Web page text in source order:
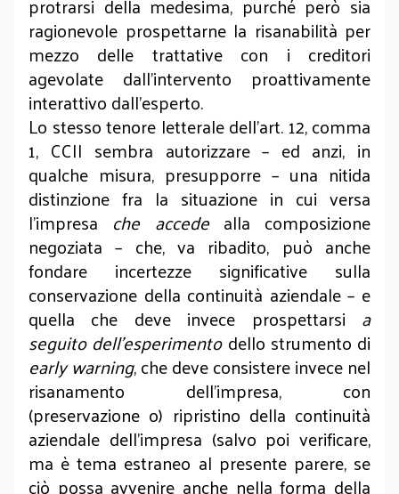
ragionevole prospettarne la risanabilità per
mezzo delle trattative con i creditori
agevolate dall’intervento proattivamente
interattivo dall’esperto.
Lo stesso tenore letterale dell’art. 12, comma
1, CCII sembra autorizzare – ed anzi, in
qualche misura, presupporre – una nitida
distinzione fra la situazione in cui versa
l’impresa che accedealla composizione
negoziata – che, va ribadito, può anche
fondare incertezze significative sulla
conservazione della continuità aziendale – e
quella che deve invece prospettarsi a
seguito dell’esperimentodello strumento di
early warning, che deve consistere invece nel
risanamento dell’impresa, con
(preservazione o) ripristino della continuità
aziendale dell’impresa (salvo poi verificare,
ma è tema estraneo al presente parere, se
ciò possa avvenire anche nella forma della